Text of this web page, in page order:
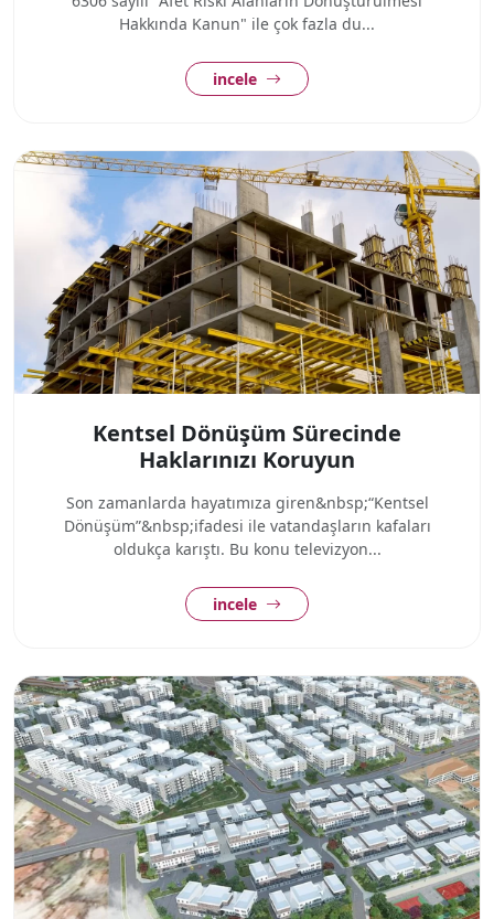
Hakkında Kanun" ile çok fazla du...
incele
Kentsel Dönüşüm Sürecinde
Haklarınızı Koruyun
Son zamanlarda hayatımıza giren&nbsp;“Kentsel
Dönüşüm”&nbsp;ifadesi ile vatandaşların kafaları
oldukça karıştı. Bu konu televizyon...
incele